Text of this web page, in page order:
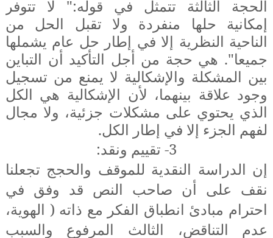
الحجة الثالثة تتمثل في قوله:" لا تتوفر
إمكانية حلها منفردة ولا تقبل الحل من
الناحية النظرية إلا في إطار حل عام يشملها
جميعا". هي حجة من أجل التأكيد أن التباين
بين المشكلة والإشكالية لا يمنع من تسجيل
وجود علاقة بينهما، لأن الإشكالية هي الكل
الذي يحتوي على مشكلات جزئية، ولا مجال
لفهم الجزء إلا في إطار الكل.
3- تقييم ونقد:
إن الدراسة النقدية للموقف والحجج تجعلنا
نقف على أن صاحب النص قد وفق في
احترام مبادئ انطباق الفكر مع ذاته ( الهوية،
عدم التناقض، الثالث المرفوع والسبب